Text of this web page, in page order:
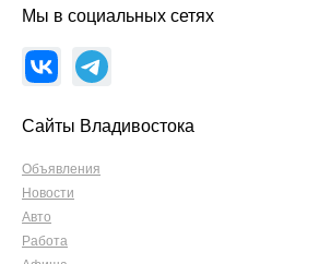
Мы в социальных сетях
Сайты Владивостока
Объявления
Новости
Авто
Работа